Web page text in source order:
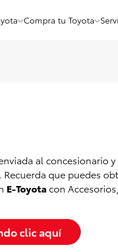
Compra tu Toyota
al concesionario
que puedes
E-Toyotacon
clic aquí